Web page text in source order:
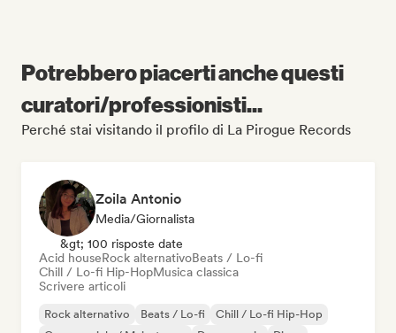
Potrebbero piacerti anche questi
curatori/professionisti...
Perché stai visitando il profilo di La Pirogue Records
Zoila Antonio
Media/Giornalista
&gt; 100 risposte date
Acid houseRock alternativoBeats / Lo-fi
Chill / Lo-fi Hip-HopMusica classica
Scrivere articoli
Rock alternativo Beats / Lo-fi
Chill / Lo-fi Hip-Hop